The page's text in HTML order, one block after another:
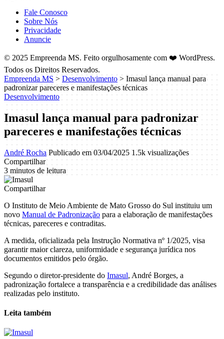
Fale Conosco
Sobre Nós
Privacidade
Anuncie
© 2025 Empreenda MS. Feito orgulhosamente com ❤️ WordPress.
Todos os Direitos Reservados.
Empreenda MS >Desenvolvimento > Imasul lança manual para
padronizar pareceres e manifestações técnicas
Desenvolvimento
Imasul lança manual para padronizar
pareceres e manifestações técnicas
André Rocha Publicado em 03/04/2025 1.5k visualizações
Compartilhar
3 minutos de leitura
Compartilhar
O Instituto de Meio Ambiente de Mato Grosso do Sul instituiu um
novo Manual de Padronização para a elaboração de manifestações
técnicas, pareceres e contraditas.
A medida, oficializada pela Instrução Normativa nº 1/2025, visa
garantir maior clareza, uniformidade e segurança jurídica nos
documentos emitidos pelo órgão.
Segundo o diretor-presidente do Imasul, André Borges, a
padronização fortalece a transparência e a credibilidade das análises
realizadas pelo instituto.
Leita também